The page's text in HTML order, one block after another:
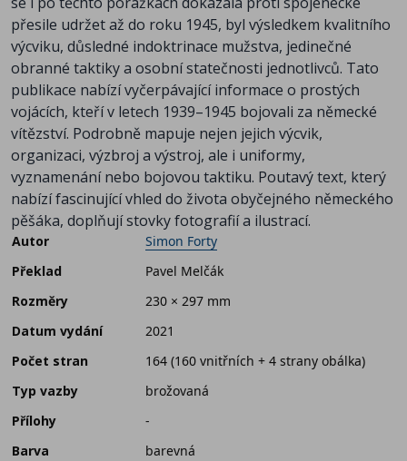
přesile udržet až do roku 1945, byl výsledkem kvalitního
výcviku, důsledné indoktrinace mužstva, jedinečné
obranné taktiky a osobní statečnosti jednotlivců. Tato
publikace nabízí vyčerpávající informace o prostých
vojácích, kteří v letech 1939–1945 bojovali za německé
vítězství. Podrobně mapuje nejen jejich výcvik,
organizaci, výzbroj a výstroj, ale i uniformy,
vyznamenání nebo bojovou taktiku. Poutavý text, který
nabízí fascinující vhled do života obyčejného německého
pěšáka, doplňují stovky fotografií a ilustrací.
Autor
Simon Forty
Překlad
Pavel Melčák
Rozměry
230 × 297 mm
Datum vydání
2021
Počet stran
164 (160 vnitřních + 4 strany obálka)
Typ vazby
brožovaná
Přílohy
-
Barva
barevná